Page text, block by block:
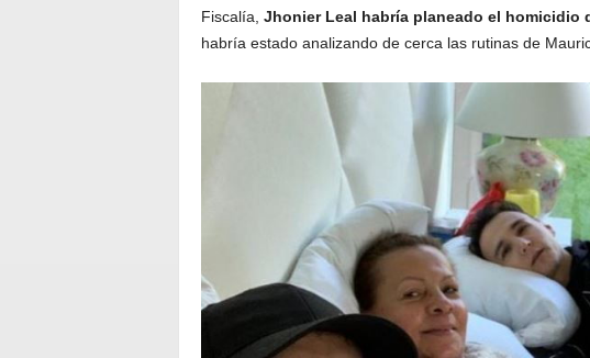
Fiscalía, Jhonier Leal habría planeado el homicidio
habría estado analizando de cerca las rutinas de